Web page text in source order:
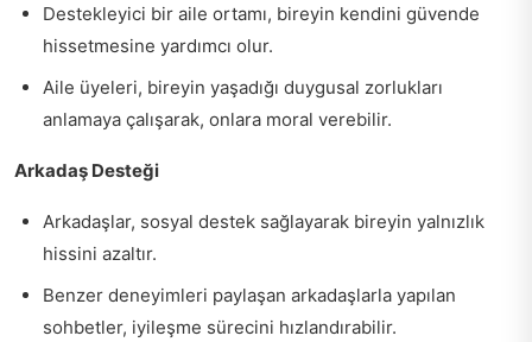
Destekleyici bir aile ortamı, bireyin kendini güvende
hissetmesine yardımcı olur.
Aile üyeleri, bireyin yaşadığı duygusal zorlukları
anlamaya çalışarak, onlara moral verebilir.
Arkadaş Desteği
Arkadaşlar, sosyal destek sağlayarak bireyin yalnızlık
hissini azaltır.
Benzer deneyimleri paylaşan arkadaşlarla yapılan
sohbetler, iyileşme sürecini hızlandırabilir.